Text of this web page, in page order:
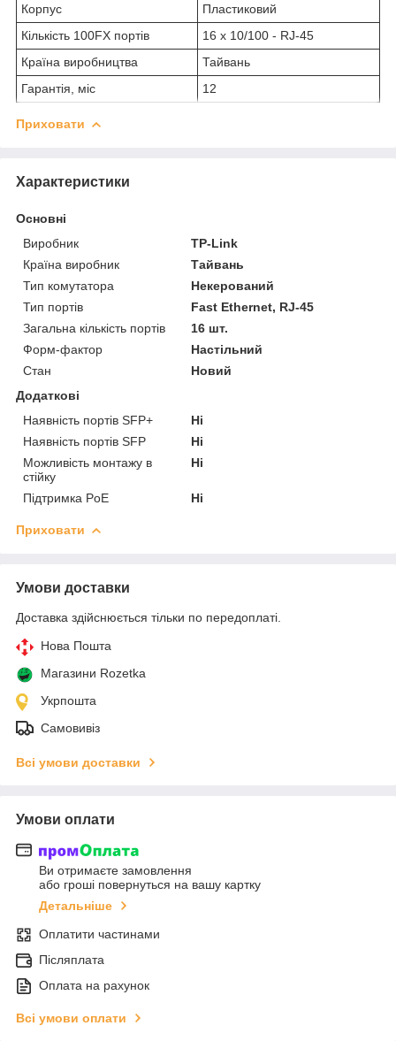
Корпус
Пластиковий
Кількість 100FX портів
16 х 10/100 - RJ-45
Країна виробництва
Тайвань
Гарантія, міс
12
Приховати
Характеристики
Основні
Виробник
TP-Link
Країна виробник
Тайвань
Тип комутатора
Некерований
Тип портів
Fast Ethernet, RJ-45
Загальна кількість портів
16 шт.
Форм-фактор
Настільний
Стан
Новий
Додаткові
Наявність портів SFP+
Ні
Наявність портів SFP
Ні
Можливість монтажу в
стійку
Ні
Підтримка PoE Ні
Приховати
Умови доставки
Доставка здійснюється тільки по передоплаті.
Нова Пошта
Магазини Rozetka
Укрпошта
Самовивіз
Всі умови доставки
Умови оплати
Ви отримаєте замовлення
або гроші повернуться на вашу картку
Детальніше
Оплатити частинами
Післяплата
Оплата на рахунок
Всі умови оплати